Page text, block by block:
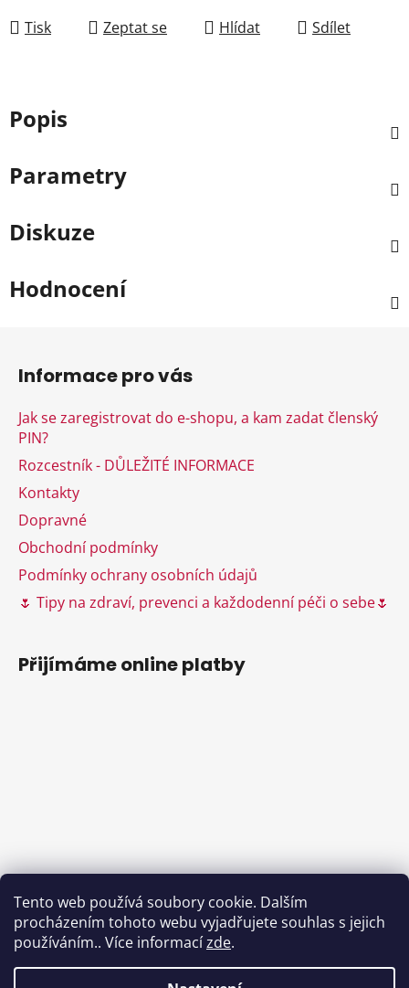
Tento web používá soubory cookie. Dalším
procházením tohoto webu vyjadřujete souhlas s jejich
používáním.. Více informacízde.
Tisk Zeptat se Hlídat Sdílet
Popis
Parametry
Diskuze
Hodnocení
Informace pro vás
Jak se zaregistrovat do e-shopu, a kam zadat členský
PIN?
Rozcestník - DŮLEŽITÉ INFORMACE
Kontakty
Dopravné
Obchodní podmínky
Podmínky ochrany osobních údajů
🌷 Tipy na zdraví, prevenci a každodenní péči o sebe🌷
Přijímáme online platby